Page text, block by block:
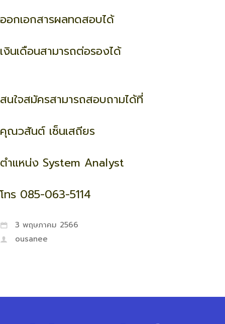
ออกเอกสารผลทดสอบได้
เงินเดือนสามารถต่อรองได้
สนใจสมัครสามารถสอบถามได้ที่
คุณวสันต์ เซ็นเสถียร
ตำแหน่ง System Analyst
โทร 085-063-5114
3 พฤษภาคม 2566
ousanee